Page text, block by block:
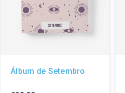
Álbum de Setembro